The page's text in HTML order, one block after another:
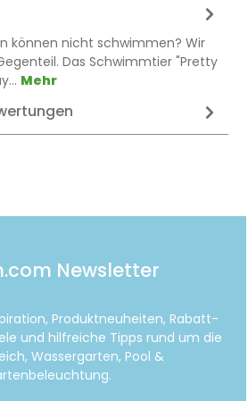
können nicht schwimmen? Wir
Das Schwimmtier "Pretty
Mehr
Newsletter
Produktneuheiten, Rabatt-
und hilfreiche Tipps rund um die
Wassergarten, Pool &